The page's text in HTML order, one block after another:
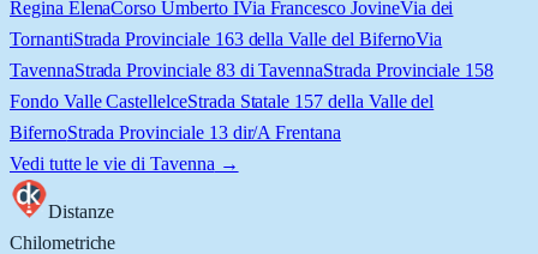
Regina ElenaCorso Umberto IVia Francesco JovineVia dei
TornantiStrada Provinciale 163 della Valle del BifernoVia
TavennaStrada Provinciale 83 di TavennaStrada Provinciale 158
Fondo Valle CastellelceStrada Statale 157 della Valle del
BifernoStrada Provinciale 13 dir/A Frentana
Vedi tutte le vie di Tavenna →
Distanze
Chilometriche